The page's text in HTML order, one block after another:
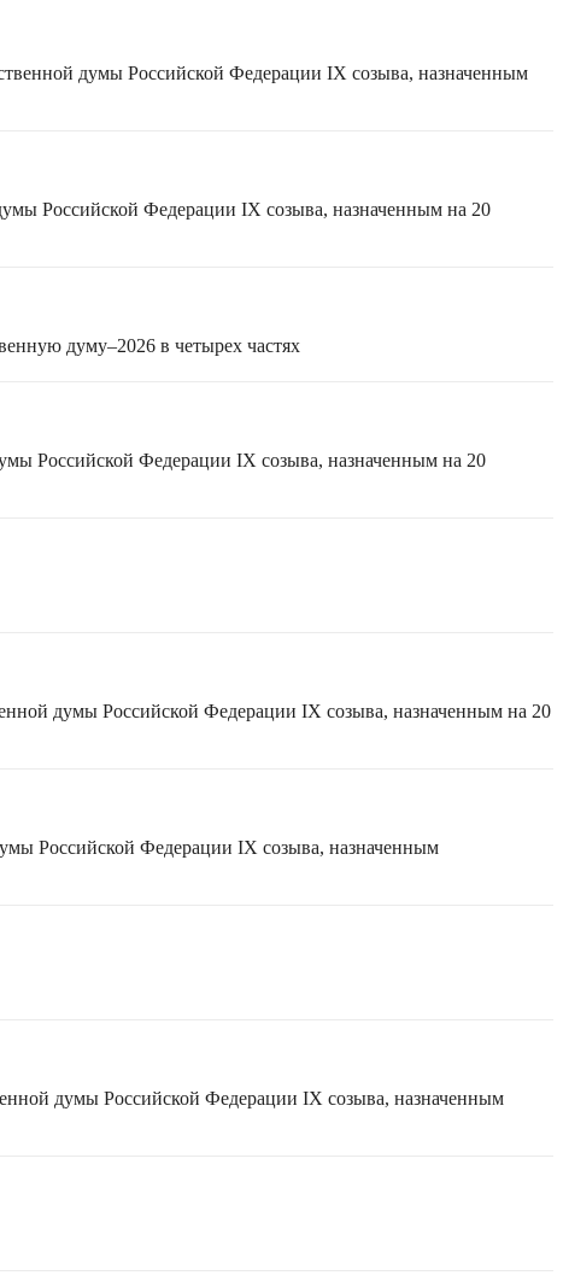
думы Российской Федерации IX созыва, назначенным
Российской Федерации IX созыва, назначенным на 20
думу–2026 в четырех частях
Российской Федерации IX созыва, назначенным на 20
думы Российской Федерации IX созыва, назначенным на 20
Российской Федерации IX созыва, назначенным
думы Российской Федерации IX созыва, назначенным